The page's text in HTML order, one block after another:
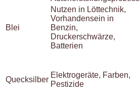
Blei
Nutzen in Löttechnik,
Vorhandensein in
Benzin,
Druckerschwärze,
Batterien
Quecksilber
Elektrogeräte, Farben,
Pestizide